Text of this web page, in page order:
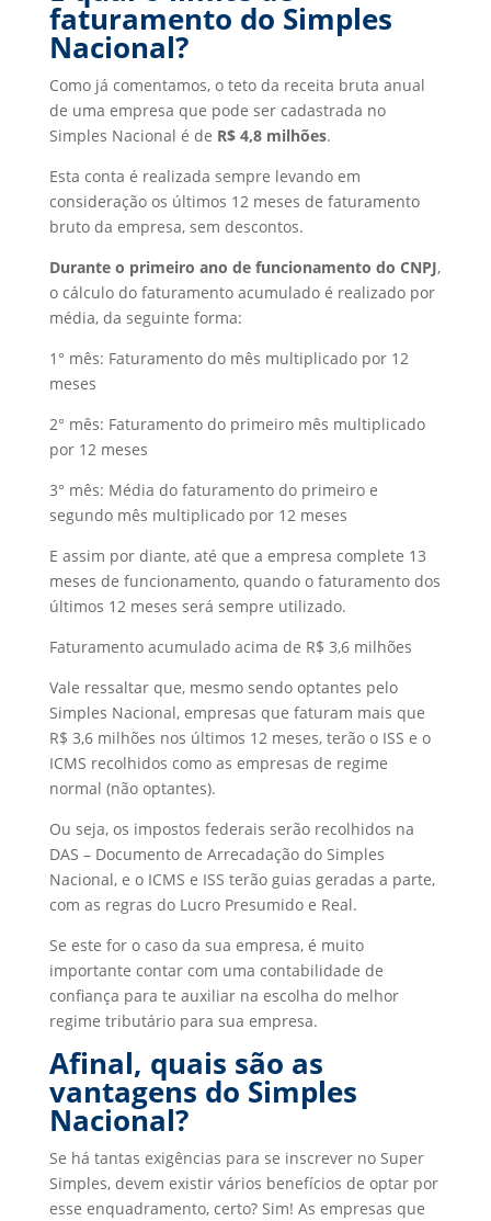
faturamento do Simples
Nacional?
Como já comentamos, o teto da receita bruta anual
de uma empresa que pode ser cadastrada no
Simples Nacional é de R$ 4,8 milhões.
Esta conta é realizada sempre levando em
consideração os últimos 12 meses de faturamento
bruto da empresa, sem descontos.
Durante o primeiro ano de funcionamento do CNPJ,
o cálculo do faturamento acumulado é realizado por
média, da seguinte forma:
1° mês: Faturamento do mês multiplicado por 12
meses
2° mês: Faturamento do primeiro mês multiplicado
por 12 meses
3° mês: Média do faturamento do primeiro e
segundo mês multiplicado por 12 meses
E assim por diante, até que a empresa complete 13
meses de funcionamento, quando o faturamento dos
últimos 12 meses será sempre utilizado.
Faturamento acumulado acima de R$ 3,6 milhões
Vale ressaltar que, mesmo sendo optantes pelo
Simples Nacional, empresas que faturam mais que
R$ 3,6 milhões nos últimos 12 meses, terão o ISS e o
ICMS recolhidos como as empresas de regime
normal (não optantes).
Ou seja, os impostos federais serão recolhidos na
DAS – Documento de Arrecadação do Simples
Nacional, e o ICMS e ISS terão guias geradas a parte,
com as regras do Lucro Presumido e Real.
Se este for o caso da sua empresa, é muito
importante contar com uma contabilidade de
confiança para te auxiliar na escolha do melhor
regime tributário para sua empresa.
Afinal, quais são as
vantagens do Simples
Nacional?
Se há tantas exigências para se inscrever no Super
Simples, devem existir vários benefícios de optar por
esse enquadramento, certo? Sim! As empresas que